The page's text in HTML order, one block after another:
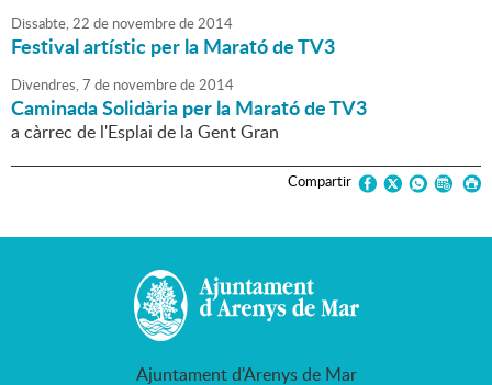
Dissabte,22 de novembrede2014
Festival artístic per la Marató de TV3
Divendres,7 de novembrede2014
Caminada Solidària per la Marató de TV3
a càrrec de l'Esplai de la Gent Gran
Compartir
Ajuntament d'Arenys de Mar